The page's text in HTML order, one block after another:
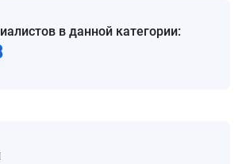
в данной категории: